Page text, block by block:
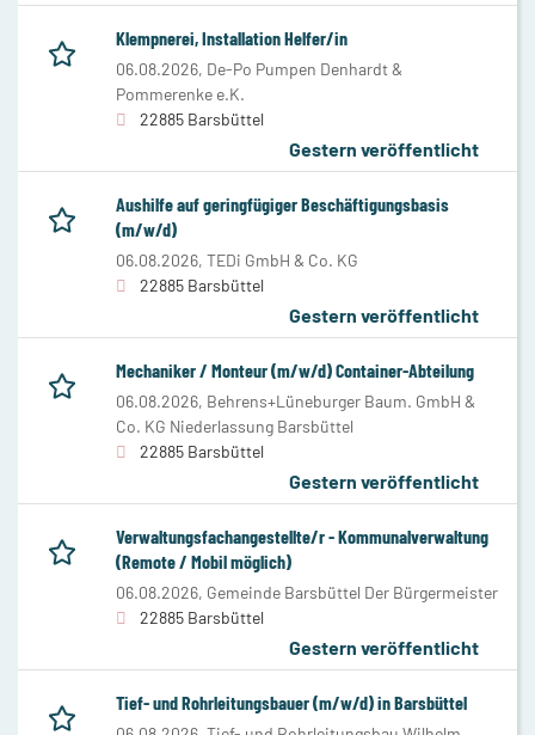
Klempnerei, Installation Helfer/in
06.08.2026, De-Po Pumpen Denhardt &
Pommerenke e.K.
22885 Barsbüttel
Gestern veröffentlicht
Aushilfe auf geringfügiger Beschäftigungsbasis
(m/w/d)
06.08.2026, TEDi GmbH & Co. KG
22885 Barsbüttel
Gestern veröffentlicht
Mechaniker / Monteur (m/w/d) Container-Abteilung
06.08.2026, Behrens+Lüneburger Baum. GmbH &
Co. KG Niederlassung Barsbüttel
22885 Barsbüttel
Gestern veröffentlicht
Verwaltungsfachangestellte/r - Kommunalverwaltung
(Remote / Mobil möglich)
06.08.2026, Gemeinde Barsbüttel Der Bürgermeister
22885 Barsbüttel
Gestern veröffentlicht
Tief- und Rohrleitungsbauer (m/w/d) in Barsbüttel